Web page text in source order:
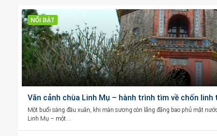
NỔI BẬT
Vãn cảnh chùa Linh Mụ – hành trình tìm về chốn
Một buổi sáng đầu xuân, khi màn sương còn lãng đãng bao phủ mặt
Linh Mụ – một …